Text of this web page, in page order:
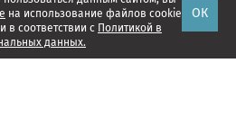
на использование файлов cookie
в соответствии с Политикой в
данных.
ОК